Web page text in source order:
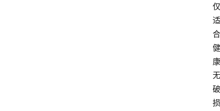
仅
适
合
健
康
无
破
损